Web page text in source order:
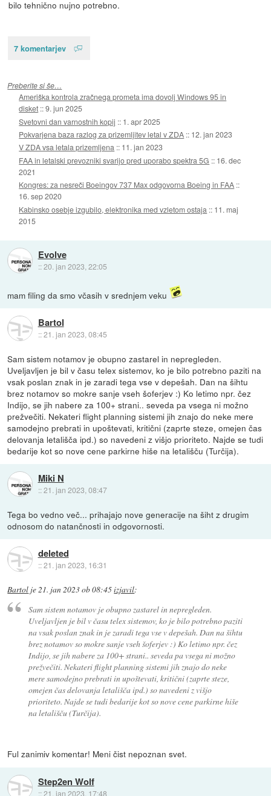
bilo tehnično nujno potrebno.
7 komentarjev
Preberite si še…
Ameriška kontrola zračnega prometa ima dovolj Windows 95 in
disket ::9. jun 2025
Svetovni dan varnostnih kopij :: 1. apr 2025
Pokvarjena baza razlog za prizemljitev letal v ZDA :: 12. jan 2023
V ZDA vsa letala prizemljena :: 11. jan 2023
FAA in letalski prevozniki svarijo pred uporabo spektra 5G :: 16. dec
2021
Kongres: za nesreči Boeingov 737 Max odgovorna Boeing in FAA ::
16. sep 2020
Kabinsko osebje izgubilo, elektronika med vzletom ostaja :: 11. maj
2015
Evolve
::20. jan 2023, 22:05
mam filing da smo včasih v srednjem veku
Bartol
::21. jan 2023, 08:45
Sam sistem notamov je obupno zastarel in nepregleden.
Uveljavljen je bil v času telex sistemov, ko je bilo potrebno paziti na
vsak poslan znak in je zaradi tega vse v depešah. Dan na šihtu
brez notamov so mokre sanje vseh šoferjev :) Ko letimo npr. čez
Indijo, se jih nabere za 100+ strani.. seveda pa vsega ni možno
prežvečiti. Nekateri flight planning sistemi jih znajo do neke mere
samodejno prebrati in upoštevati, kritični (zaprte steze, omejen čas
delovanja letališča ipd.) so navedeni z višjo prioriteto. Najde se tudi
bedarije kot so nove cene parkirne hiše na letališču (Turčija).
Miki N
::21. jan 2023, 08:47
Tega bo vedno več... prihajajo nove generacije na šiht z drugim
odnosom do natančnosti in odgovornosti.
deleted
::21. jan 2023, 16:31
Bartol je21. jan 2023 ob 08:45izjavil:
Sam sistem notamov je obupno zastarel in nepregleden.
Uveljavljen je bil v času telex sistemov, ko je bilo potrebno paziti
na vsak poslan znak in je zaradi tega vse v depešah. Dan na šihtu
brez notamov so mokre sanje vseh šoferjev :) Ko letimo npr. čez
Indijo, se jih nabere za 100+ strani.. seveda pa vsega ni možno
prežvečiti. Nekateri flight planning sistemi jih znajo do neke
mere samodejno prebrati in upoštevati, kritični (zaprte steze,
omejen čas delovanja letališča ipd.) so navedeni z višjo
prioriteto. Najde se tudi bedarije kot so nove cene parkirne hiše
na letališču (Turčija).
Ful zanimiv komentar! Meni čist nepoznan svet.
Step2en Wolf
::21. jan 2023, 17:48